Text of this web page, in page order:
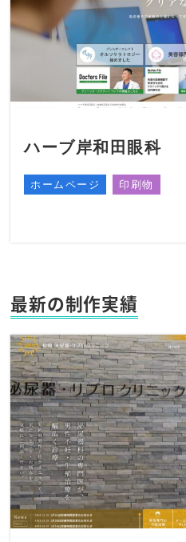
ハーブ岸和田眼科
ホームページ 印刷物
最新の制作実績